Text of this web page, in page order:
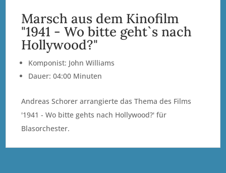
Marsch aus dem Kinofilm
"1941 - Wo bitte geht`s nach
Hollywood?"
Komponist: John Williams
Dauer: 04:00 Minuten
Andreas Schorer arrangierte das Thema des Films
'1941 - Wo bitte gehts nach Hollywood?' für
Blasorchester.